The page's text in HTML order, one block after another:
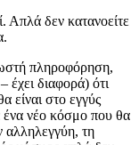
Απλά δεν κατανοείτε
πληροφόρηση,
έχει διαφορά) ότι
είναι στο εγγύς
ένα νέο κόσμο που θα
αλληλεγγύη, τη